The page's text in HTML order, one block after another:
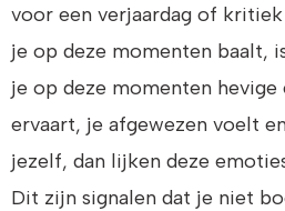
voor een verjaardag of
je op deze momenten baalt,
je op deze momenten
ervaart, je afgewezen voelt
jezelf, dan lijken deze
Dit zijn signalen dat je niet